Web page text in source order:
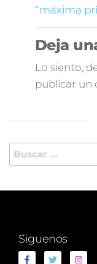
“máxima
Deja
Lo siento,
publicar un
Siguenos